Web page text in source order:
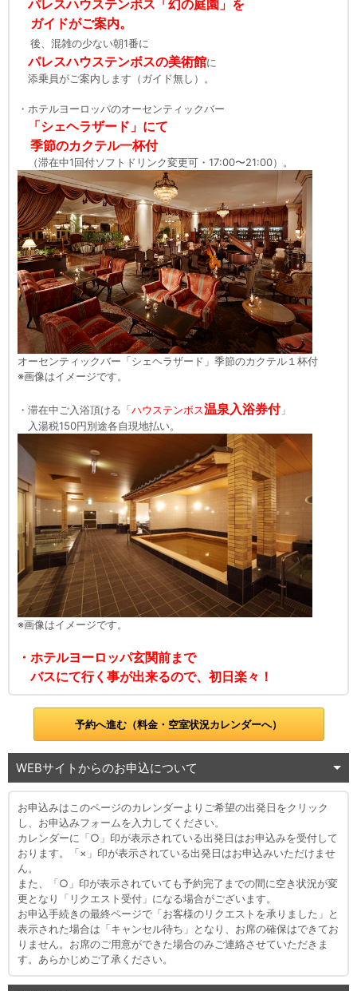
パレスハウステンボス「幻の庭園」を
ガイドがご案内。
後、混雑の少ない朝1番に
パレスハウステンボスの美術館に
添乗員がご案内します（ガイド無し）。
・ホテルヨーロッパのオーセンティックバー
「シェヘラザード」にて
季節のカクテル一杯付
（滞在中1回付ソフトドリンク変更可・17:00〜21:00）。
オーセンティックバー「シェヘラザード」季節のカクテル１杯付
※画像はイメージです。
・滞在中ご入浴頂ける「ハウステンボス温泉入浴券付」
入湯税150円別途各自現地払い。
※画像はイメージです。
・ホテルヨーロッパ玄関前まで
バスにて行く事が出来るので、初日楽々！
予約へ進む（料金・空室状況カレンダーへ）
WEBサイトからのお申込について
お申込みはこのページのカレンダーよりご希望の出発日をクリック
し、お申込みフォームを入力してください。
カレンダーに「○」印が表示されている出発日はお申込みを受付して
おります。「×」印が表示されている出発日はお申込みいただけませ
ん。
また、「○」印が表示されていても予約完了までの間に空き状況が変
更となり「リクエスト受付」になる場合がございます。
お申込手続きの最終ページで「お客様のリクエストを承りました」と
表示された場合は「キャンセル待ち」となり、お席の確保はできてお
りません。お席のご用意ができた場合のみご連絡させていただきま
す。あらかじめご了承ください。